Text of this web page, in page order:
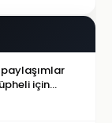
paylaşımlar
için